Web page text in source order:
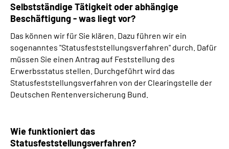
Selbstständige Tätigkeit oder abhängige
Beschäftigung - was liegt vor?
Das können wir für Sie klären. Dazu führen wir ein
sogenanntes "Statusfeststellungsverfahren" durch. Dafür
müssen Sie einen Antrag auf Feststellung des
Erwerbsstatus stellen. Durchgeführt wird das
Statusfeststellungsverfahren von der Clearingstelle der
Deutschen Rentenversicherung Bund.
Wie funktioniert das
Statusfeststellungsverfahren?